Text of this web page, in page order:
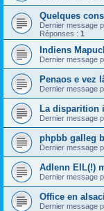
Quelques
Dernier message
Réponses : 1
Indiens
Dernier message
Penaos e vez
Dernier message
La disparition
Dernier message
phpbb galleg
Dernier message
Adlenn EIL(!)
Dernier message
Office en
Dernier message